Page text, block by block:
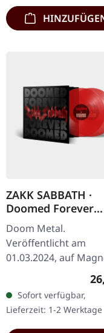
ZAKK SABBATH ·
Doomed Forever
Forever Doomed |
TRANSPARENT RED
2LP
Doom Metal.
Veröffentlicht am
01.03.2024, auf
Eye Records.
(transparent rotes
mit Cover inkl. UV-
Spotlack und roter…
Sofort verfügbar,
Lieferzeit: 1-2 Werktage